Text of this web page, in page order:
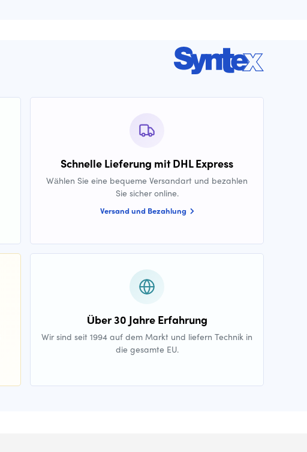
Schnelle Lieferung mit DHL Express
Wählen Sie eine bequeme Versandart und bezahlen
Sie sicher online.
Versand und Bezahlung
Über 30 Jahre Erfahrung
Wir sind seit 1994 auf dem Markt und liefern Technik in
die gesamte EU.